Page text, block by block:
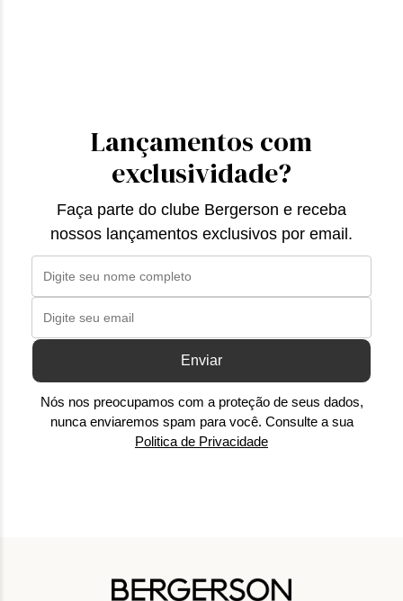
Lançamentos com
exclusividade?
Faça parte do clube Bergerson e receba
nossos lançamentos exclusivos por email.
Enviar
Nós nos preocupamos com a proteção de seus dados,
nunca enviaremos spam para você. Consulte a sua
Politica de Privacidade